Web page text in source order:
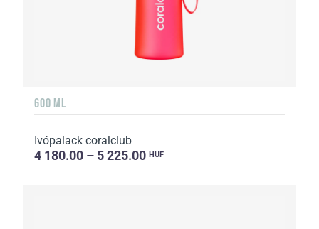
600 ML
Ivópalack coralclub
4 180.00 – 5 225.00 HUF